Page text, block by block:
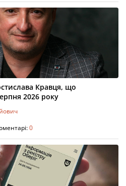
Кравця, що
2026 року
0